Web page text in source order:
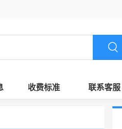
收费标准 联系客服